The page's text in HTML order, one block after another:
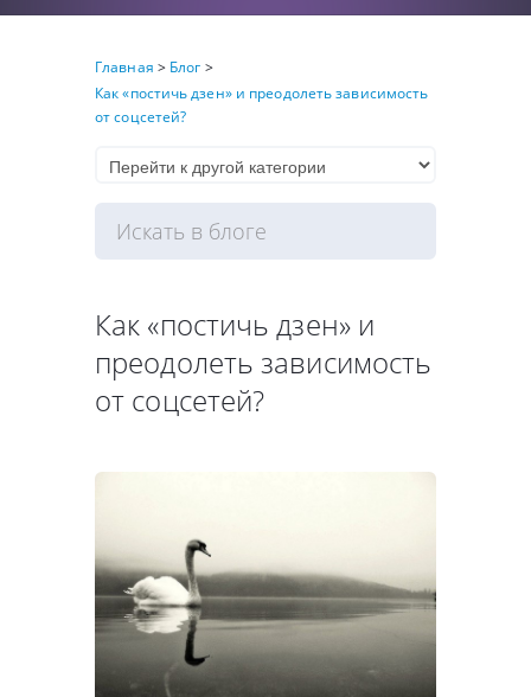
Главная > Блог >
Как «постичь дзен» и преодолеть зависимость
от соцсетей?
Как «постичь дзен» и
преодолеть зависимость
от соцсетей?